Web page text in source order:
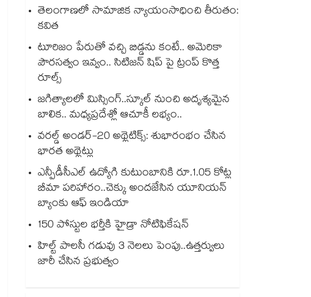
తెలంగాణలో సామాజిక న్యాయంసాధించి తీరుతం:
కవిత
టూరిజం పేరుతో వచ్చి బిడ్డను కంటే.. అమెరికా
పౌరసత్వం ఇవ్వం.. సిటిజన్ షిప్ పై ట్రంప్ కొత్త
రూల్స్
జగిత్యాలలో మిస్సింగ్..స్కూల్ నుంచి అదృశ్యమైన
బాలిక.. మధ్యప్రదేశ్లో ఆచూకీ లభ్యం..
వరల్డ్‌ అండర్‌-20 అథ్లెటిక్స్: శుభారంభం చేసిన
భారత అథ్లెట్లు
ఎన్పీడీసీఎల్ ఉద్యోగి కుటుంబానికి రూ.1.05 కోట్ల
బీమా పరిహారం..చెక్కు అందజేసిన యూనియన్
బ్యాంకు ఆఫ్ ఇండియా
150 పోస్టుల భర్తీకి హైడ్రా నోటిఫికేషన్
హిల్ట్ పాలసీ గడువు 3 నెలలు పెంపు..ఉత్తర్వులు
జారీ చేసిన ప్రభుత్వం